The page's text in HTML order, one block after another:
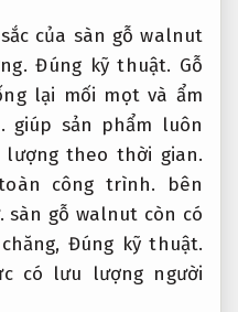
của sàn gỗ walnut
Đúng kỹ thuật. Gỗ
lại mối mọt và ẩm
giúp sản phẩm luôn
lượng theo thời gian.
công trình. bên
sàn gỗ walnut còn có
Đúng kỹ thuật.
có lưu lượng người